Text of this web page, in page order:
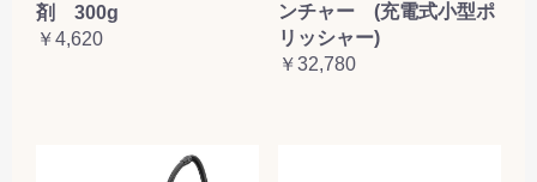
剤 300g
￥4,620
ンチャー (充電式小型ポ
リッシャー)
￥32,780